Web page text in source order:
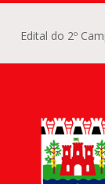
Edital do 2º